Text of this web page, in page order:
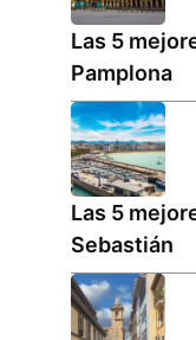
Las 5
Pamplona
Las 5
Sebastián